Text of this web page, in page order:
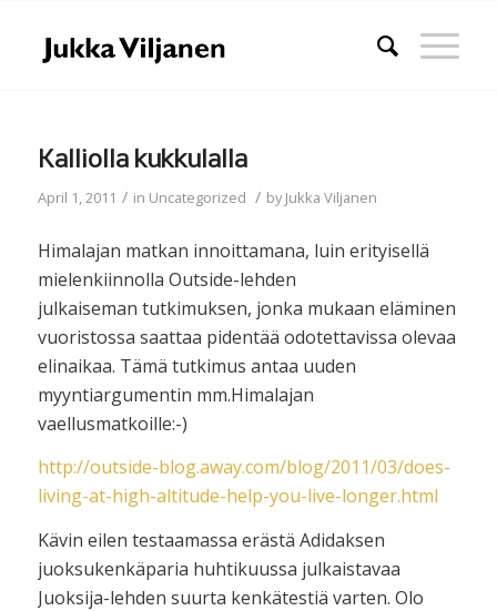
Kalliolla kukkulalla
April 1, 2011 / in Uncategorized / byJukka Viljanen
Himalajan matkan innoittamana, luin erityisellä
mielenkiinnolla Outside-lehden
julkaiseman tutkimuksen, jonka mukaan eläminen
vuoristossa saattaa pidentää odotettavissa olevaa
elinaikaa. Tämä tutkimus antaa uuden
myyntiargumentin mm.Himalajan
vaellusmatkoille:-)
http://outside-blog.away.com/blog/2011/03/does-
living-at-high-altitude-help-you-live-longer.html
Kävin eilen testaamassa erästä Adidaksen
juoksukenkäparia huhtikuussa julkaistavaa
Juoksija-lehden suurta kenkätestiä varten. Olo